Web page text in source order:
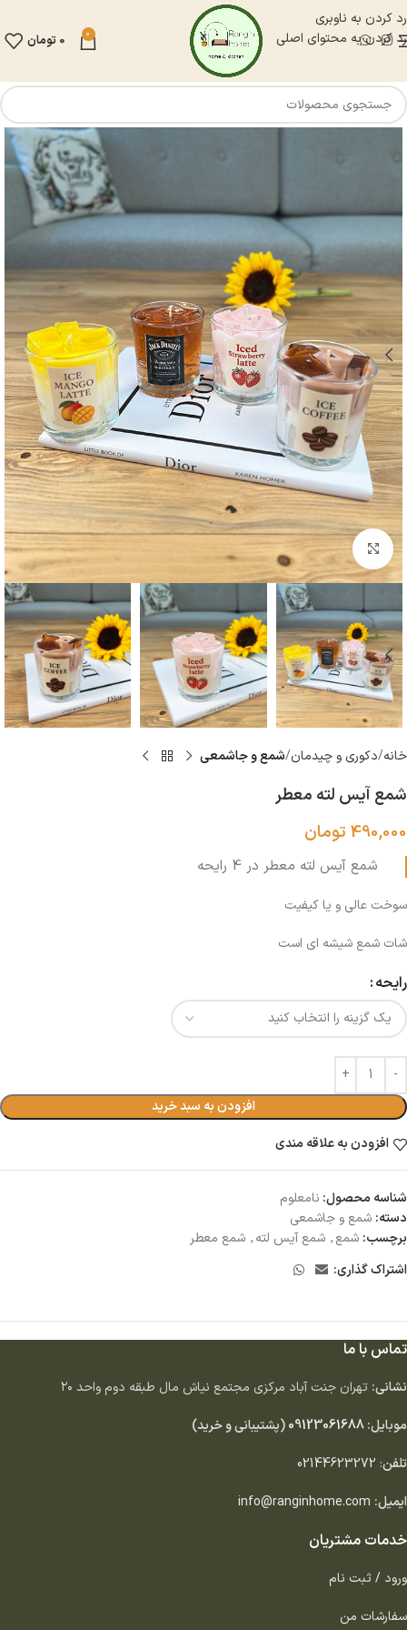
رد کردن به ناوبری
رد کردن به محتوای اصلی
0
0 تومان
بزرگنمایی تصویر
خانه دكورى و چيدمان شمع و جاشمعى
شمع آیس لته معطر
490,000 تومان
شمع آیس لته معطر در 4 رایحه
سوخت عالی و یا کیفیت
شات شمع شیشه ای است
رایحه
افزودن به سبد خرید
افزودن به علاقه مندی
شناسه محصول: نامعلوم
دسته: شمع و جاشمعى
برچسب: شمع, شمع آیس لته, شمع معطر
اشتراک گذاری:
تماس با ما
نشانی: تهران جنت آباد مركزى مجتمع نياش مال طبقه دوم واحد ٢٠
موبایل:09123061688(پشتیبانی و خرید)
تلفن:
02144623272
ایمیل: info@ranginhome.com
خدمات مشتریان
ورود / ثبت نام
سفارشات من